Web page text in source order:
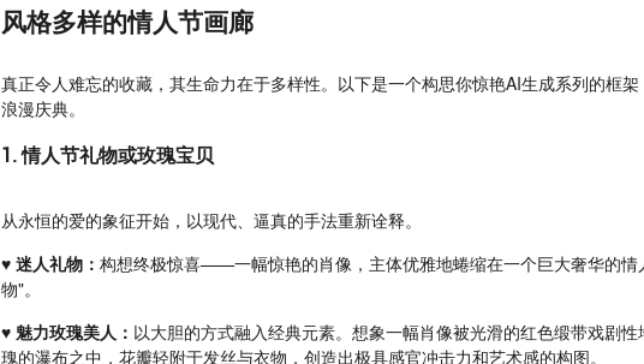
风格多样的情人节画廊
真正令人难忘的收藏，其生命力在于多样性。以下是一个构思你惊艳AI生成系列的框
浪漫庆典。
1. 情人节礼物或玫瑰宝贝
从永恒的爱的象征开始，以现代、逼真的手法重新诠释。
♥ 迷人礼物：构想终极惊喜——一幅惊艳的肖像，主体优雅地蜷缩在一个巨大奢华的情
物"。
♥ 魅力玫瑰美人： 以大胆的方式融入经典元素。想象一幅肖像被光滑的红色缎带戏剧
瑰的瀑布之中，花瓣轻附于发丝与衣物，创造出极具感官冲击力和艺术感的构图。